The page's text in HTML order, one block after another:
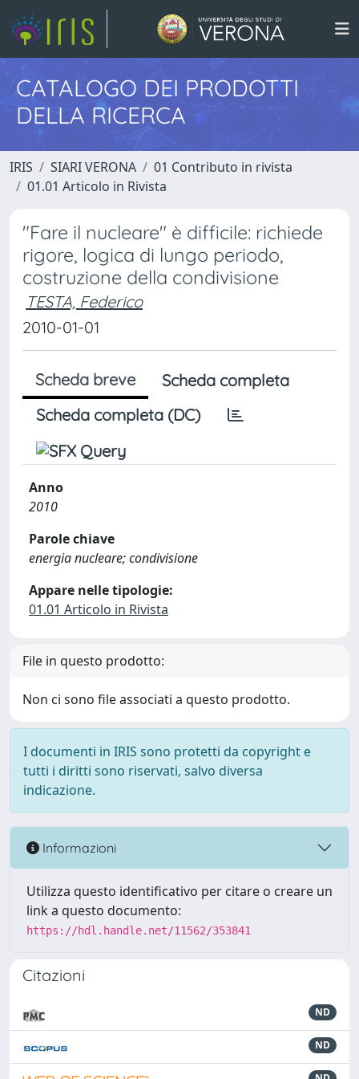
CATALOGO DEI PRODOTTI
DELLA RICERCA
IRIS SIARI VERONA
01 Contributo in rivista
01.01 Articolo in Rivista
"Fare il nucleare" è difficile: richiede
rigore, logica di lungo periodo,
costruzione della condivisione
TESTA, Federico
2010-01-01
Scheda breve
Scheda completa
Scheda completa (DC)
Anno
2010
Parole chiave
energia nucleare; condivisione
Appare nelle tipologie:
01.01 Articolo in Rivista
File in questo prodotto:
Non ci sono file associati a questo prodotto.
I documenti in IRIS sono protetti da copyright e
tutti i diritti sono riservati, salvo diversa
indicazione.
Informazioni
Utilizza questo identificativo per citare o creare un
link a questo documento:
https://hdl.handle.net/11562/353841
Citazioni
ND
ND